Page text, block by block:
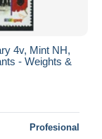
4v, Mint NH,
- Weights &
Profesional